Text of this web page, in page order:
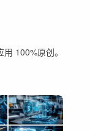
100%原创。